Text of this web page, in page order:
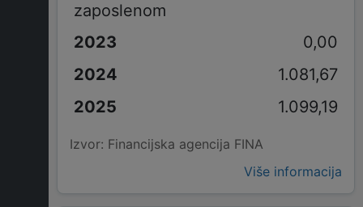
zaposlenom
0,00
1.081,67
1.099,19
Izvor: Financijska agencija FINA
Više informacija